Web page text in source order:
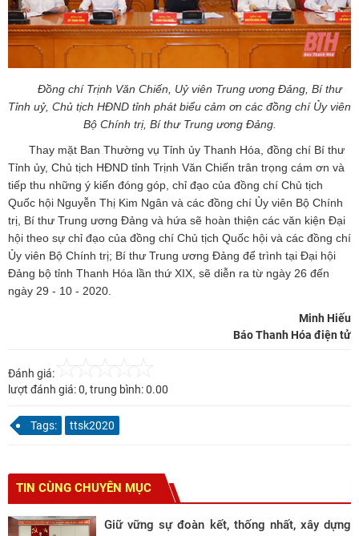
Đồng chí Trịnh Văn Chiến, Uỷ viên Trung ương Đảng, Bí thư
Tỉnh uỷ, Chủ tịch HĐND tỉnh phát biểu cảm ơn các đồng chí Ủy viên
Bộ Chính trị, Bí thư Trung ương Đảng.
Thay mặt Ban Thường vụ Tỉnh ủy Thanh Hóa, đồng chí Bí thư
Tỉnh ủy, Chủ tịch HĐND tỉnh Trịnh Văn Chiến trân trọng cám ơn và
tiếp thu những ý kiến đóng góp, chỉ đạo của đồng chí Chủ tịch
Quốc hội Nguyễn Thị Kim Ngân và các đồng chí Ủy viên Bộ Chính
trị, Bí thư Trung ương Đảng và hứa sẽ hoàn thiện các văn kiện Đại
hội theo sự chỉ đạo của đồng chí Chủ tịch Quốc hội và các đồng chí
Ủy viên Bộ Chính trị; Bí thư Trung ương Đảng để trình tại Đại hội
Đảng bộ tỉnh Thanh Hóa lần thứ XIX, sẽ diễn ra từ ngày 26 đến
ngày 29 - 10 - 2020.
Minh Hiếu
Báo Thanh Hóa điện tử
Đánh giá:
lượt đánh giá:0, trung bình:0.00
Tags: ttsk2020
TIN CÙNG CHUYÊN MỤC
Giữ vững sự đoàn kết, thống nhất, xây dựng